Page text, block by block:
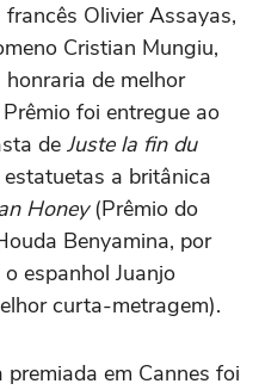
Olivier Assayas,
Cristian Mungiu,
de melhor
foi entregue ao
de Juste la fin du
a britânica
Honey(Prêmio do
Benyamina, por
espanhol Juanjo
curta-metragem).
em Cannes foi